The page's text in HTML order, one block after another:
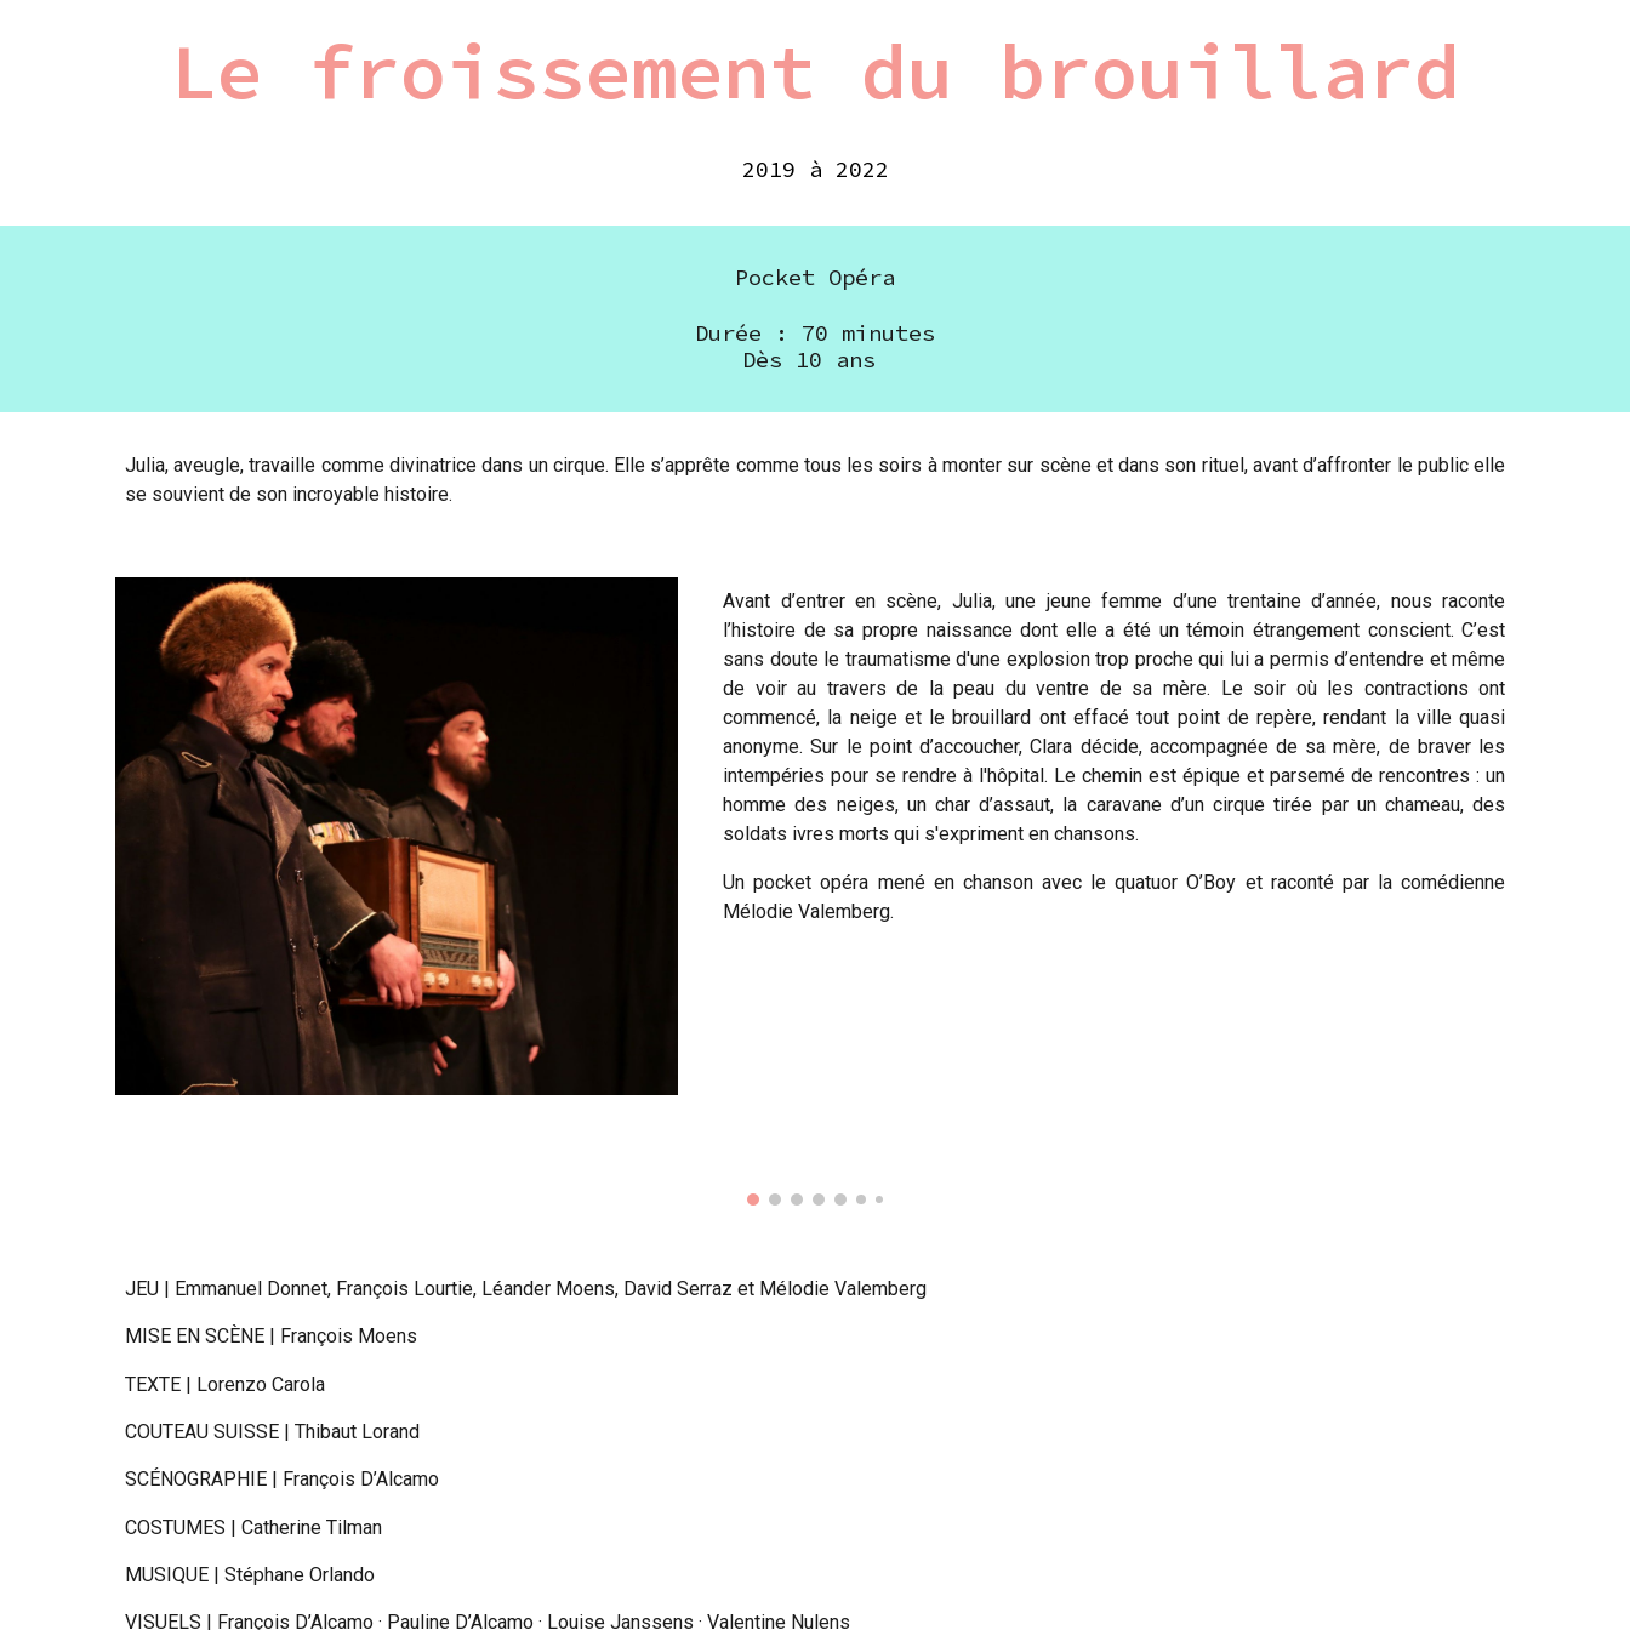
Le froissement du brouillard
2019 à 2022
Pocket Opéra
Durée : 70 minutes
Dès
10 ans
Julia, aveugle, travaille comme divinatrice dans un cirque. Elle s’apprête comme tous les soirs à monter sur scène et dans son rituel, avant d’affronter le public elle
se souvient de son incroyable histoire.
Avant d’entrer en scène, Julia, une jeune femme d’une trentaine d’année, nous raconte
l’histoire de sa propre naissance dont elle a été un témoin étrangement conscient. C’est
sans doute le traumatisme d'une explosion trop proche qui lui a permis d’entendre et même
de voir au travers de la peau du ventre de sa mère. Le soir où les contractions ont
commencé, la neige et le brouillard ont effacé tout point de repère, rendant la ville quasi
anonyme. Sur le point d’accoucher, Clara décide, accompagnée de sa mère, de braver les
intempéries pour se rendre à l'hôpital. Le chemin est épique et parsemé de rencontres : un
homme des neiges, un char d’assaut, la caravane d’un cirque tirée par un chameau, des
soldats ivres morts qui s'expriment en chansons.
Un pocket opéra mené en chanson avec le quatuor O’Boy et raconté par la comédienne
Mélodie Valemberg.
JEU | Emmanuel Donnet, François Lourtie, Léander Moens, David Serraz et Mélodie Valemberg
MISE EN SCÈNE | François Moens
TEXTE| Lorenzo Carola
COUTEAU SUISSE| Thibaut Lorand
SCÉNOGRAPHIE | François D’Alcamo
COSTUMES | Catherine Tilman
MUSIQUE| Stéphane Orlando
VISUELS | François D’Alcamo · Pauline D’Alcamo · Louise Janssens · Valentine Nulens